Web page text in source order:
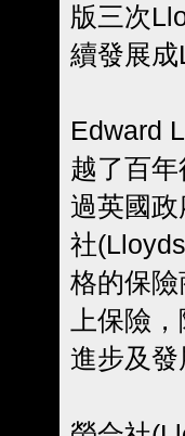
版三次
續發展
Edward
越了百
過英國
社
格的保
上保險
進步及發